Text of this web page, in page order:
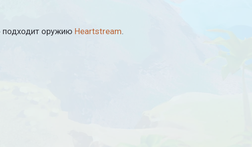
подходит оружию Heartstream.